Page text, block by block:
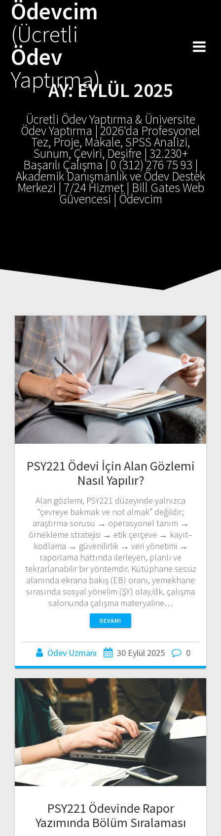
Ödevcim
(Ücretli
Ödev
Yaptırma)
AY: EYLÜL 2025
Ücretli Ödev Yaptırma & Üniversite
Ödev Yaptırma | 2026'da Profesyonel
Tez, Proje, Makale, SPSS Analizi,
Sunum, Çeviri, Deşifre | 32.230+
Başarılı Çalışma | 0 (312) 276 75 93 |
Akademik Danışmanlık ve Ödev Destek
Merkezi | 7/24 Hizmet | Bill Gates Web
Güvencesi | Ödevcim
PSY221 Ödevi İçin Alan Gözlemi
Nasıl Yapılır?
Alan gözlemi, PSY221 düzeyinde yalnızca
“çevreye bakmak ve not almak” değildir;
araştırma sorusu → operasyonel tanım →
örnekleme stratejisi → etik çerçeve → kayıt–
kodlama → güvenilirlik → veri yönetimi →
raporlama hattında ilerleyen, planlı ve
tekrarlanabilir bir yöntemdir. Kütüphane sessiz
alanında ekrana bakış (EB) oranı, yemekhane
sırasında sosyal yönelim (ŞY) olay/dk, çalışma
salonunda çalışma materyaline…
DEVAMI
Ödev Uzmanı 30 Eylül 2025 0
PSY221 Ödevinde Rapor
Yazımında Bölüm Sıralaması